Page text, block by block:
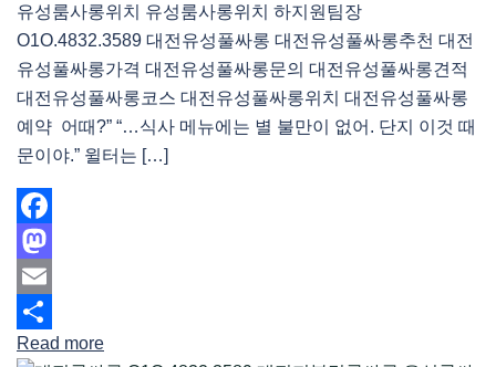
유성룸사롱위치 유성룸사롱위치 하지원팀장
O1O.4832.3589 대전유성풀싸롱 대전유성풀싸롱추천 대전
유성풀싸롱가격 대전유성풀싸롱문의 대전유성풀싸롱견적
대전유성풀싸롱코스 대전유성풀싸롱위치 대전유성풀싸롱
예약 어때?” “…식사 메뉴에는 별 불만이 없어. 단지 이것 때
문이야.” 윌터는 […]
Facebook
Mastodon
Email
Share
Read more